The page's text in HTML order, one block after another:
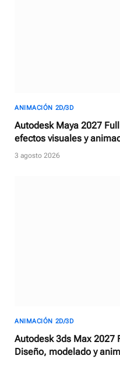
ANIMACIÓN 2D/3D
Autodesk Maya 2027
efectos visuales y
3 agosto 2026
ANIMACIÓN 2D/3D
Autodesk 3ds Max 2027
Diseño, modelado y